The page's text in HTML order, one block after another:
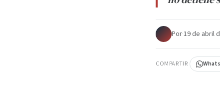
Por·19 de abril
COMPARTIR